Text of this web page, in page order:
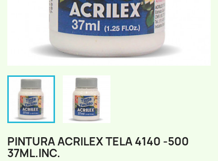
PINTURA ACRILEX TELA 4140 -500
37ML.INC.